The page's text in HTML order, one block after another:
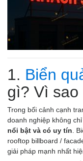
1. Biển
gì? Vì sao
Trong bối cảnh cạnh
doanh nghiệp không
nổi bật và có uy tín .
rooftop billboard /
giải pháp mạnh nhất